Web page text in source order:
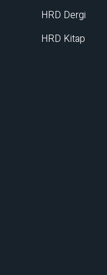
HRD Dergi
HRD Kitap